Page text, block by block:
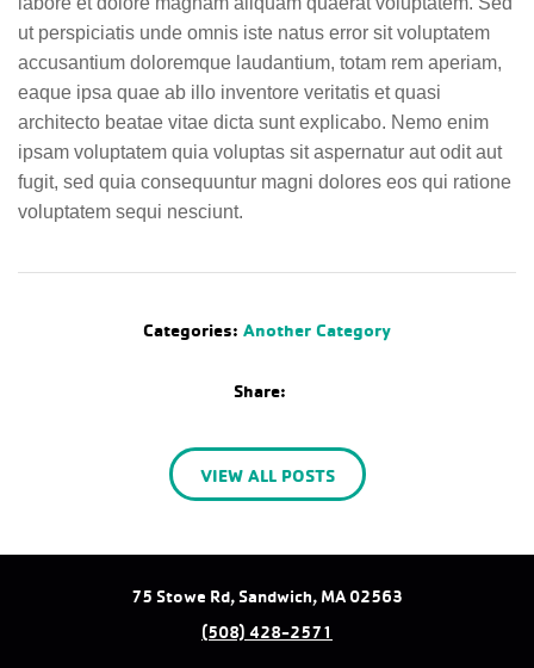
ut perspiciatis unde omnis iste natus error sit voluptatem
accusantium doloremque laudantium, totam rem aperiam,
eaque ipsa quae ab illo inventore veritatis et quasi
architecto beatae vitae dicta sunt explicabo. Nemo enim
ipsam voluptatem quia voluptas sit aspernatur aut odit aut
fugit, sed quia consequuntur magni dolores eos qui ratione
voluptatem sequi nesciunt.
Categories: Another Category
Share:
VIEW ALL POSTS
75 Stowe Rd, Sandwich, MA 02563
(508) 428-2571